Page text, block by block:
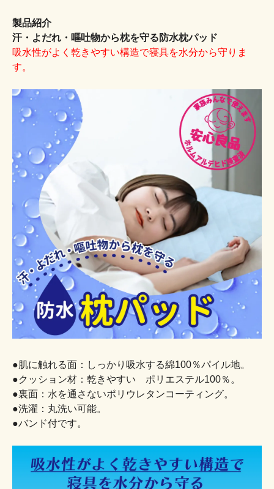
製品紹介
汗・よだれ・嘔吐物から枕を守る防水枕パッド
吸水性がよく乾きやすい構造で寝具を水分から守りま
す。
●肌に触れる面：しっかり吸水する綿100％パイル地。
●クッション材：乾きやすい ポリエステル100％。
●裏面：水を通さないポリウレタンコーティング。
●洗濯：丸洗い可能。
●バンド付です。